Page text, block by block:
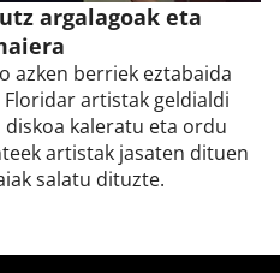
argalagoak eta
azken berriek eztabaida
artistak geldialdi
kaleratu eta ordu
artistak jasaten dituen
salatu dituzte.